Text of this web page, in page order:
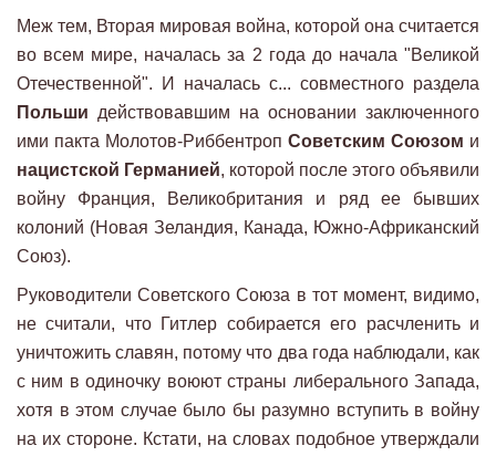
Меж тем, Вторая мировая война, которой она считается
во всем мире, началась за 2 года до начала "Великой
Отечественной". И началась с... совместного раздела
Польши действовавшим на основании заключенного
ими пакта Молотов-Риббентроп Советским Союзом и
нацистской Германией, которой после этого объявили
войну Франция, Великобритания и ряд ее бывших
колоний (Новая Зеландия, Канада, Южно-Африканский
Союз).
Руководители Советского Союза в тот момент, видимо,
не считали, что Гитлер собирается его расчленить и
уничтожить славян, потому что два года наблюдали, как
с ним в одиночку воюют страны либерального Запада,
хотя в этом случае было бы разумно вступить в войну
на их стороне. Кстати, на словах подобное утверждали